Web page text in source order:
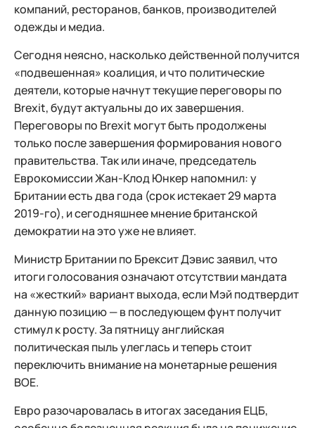
компаний, ресторанов, банков, производителей
одежды и медиа.
Сегодня неясно, насколько действенной получится
«подвешенная» коалиция, и что политические
деятели, которые начнут текущие переговоры по
Brexit, будут актуальны до их завершения.
Переговоры по Brexit могут быть продолжены
только после завершения формирования нового
правительства. Так или иначе, председатель
Еврокомиссии Жан-Клод Юнкер напомнил: у
Британии есть два года (срок истекает 29 марта
2019-го), и сегодняшнее мнение британской
демократии на это уже не влияет.
Министр Британии по Брексит Дэвис заявил, что
итоги голосования означают отсутствии мандата
на «жесткий» вариант выхода, если Мэй подтвердит
данную позицию — в последующем фунт получит
стимул к росту. За пятницу английская
политическая пыль улеглась и теперь стоит
переключить внимание на монетарные решения
BOE.
Евро разочаровалась в итогах заседания ЕЦБ,